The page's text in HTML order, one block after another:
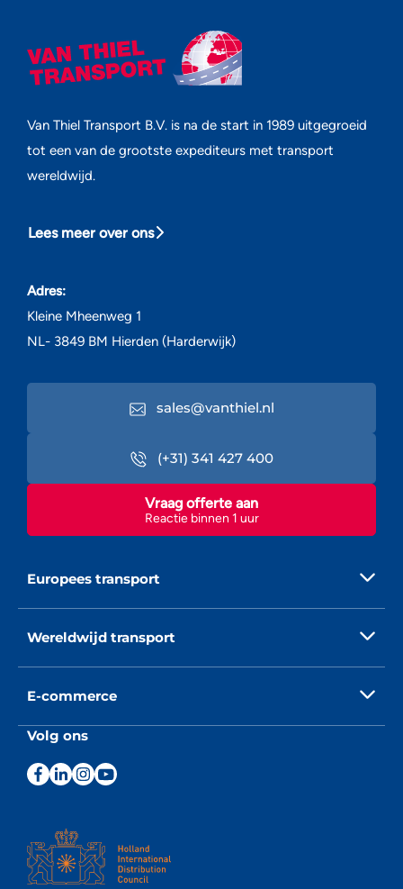
Van Thiel Transport B.V. is na de start in 1989 uitgegroeid
tot een van de grootste expediteurs met transport
wereldwijd.
Lees meer over ons
Adres:
Kleine Mheenweg 1
NL- 3849 BM Hierden (Harderwijk)
sales@vanthiel.nl
(+31) 341 427 400
Reactie binnen 1 uur
Vraag offerte aan
Europees transport
Wereldwijd transport
E-commerce
Volg ons